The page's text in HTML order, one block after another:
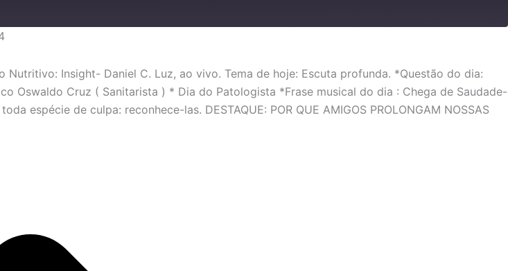
Insight- Daniel C. Luz, ao vivo. Tema de hoje: Escuta profunda. *Questão do dia:
Oswaldo Cruz ( Sanitarista ) * Dia do Patologista *Frase musical do dia : Chega de Saudade-
espécie de culpa: reconhece-las. DESTAQUE: POR QUE AMIGOS PROLONGAM NOSSAS